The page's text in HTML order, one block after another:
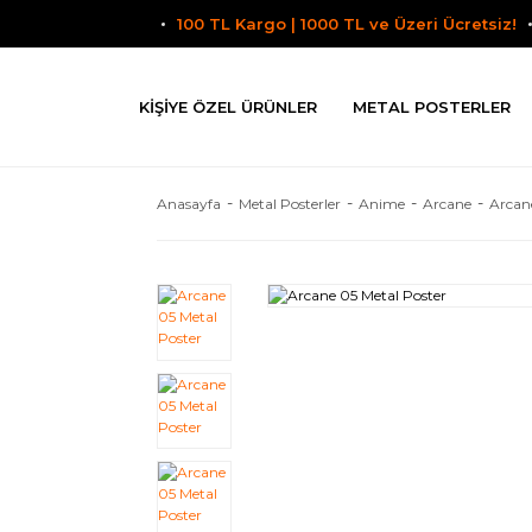
100 TL Kargo | 1000 TL ve Üzeri Ücretsiz!
KIŞIYE ÖZEL ÜRÜNLER METAL POSTERLER
Anasayfa Metal Posterler Anime Arcane